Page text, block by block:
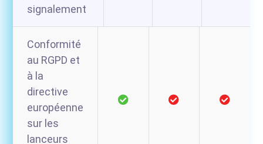
signalement
Conformité
au RGPD et
à la
directive
européenne
sur les
lanceurs